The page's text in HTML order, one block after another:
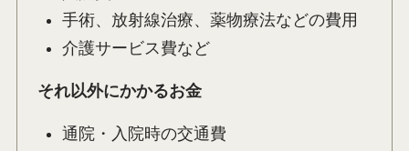
手術、放射線治療、薬物療法などの費用
介護サービス費など
それ以外にかかるお金
通院・入院時の交通費